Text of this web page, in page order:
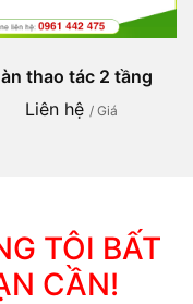
thao tác 2 tầng
Liên hệ / Giá
TÔI BẤT
CẦN!